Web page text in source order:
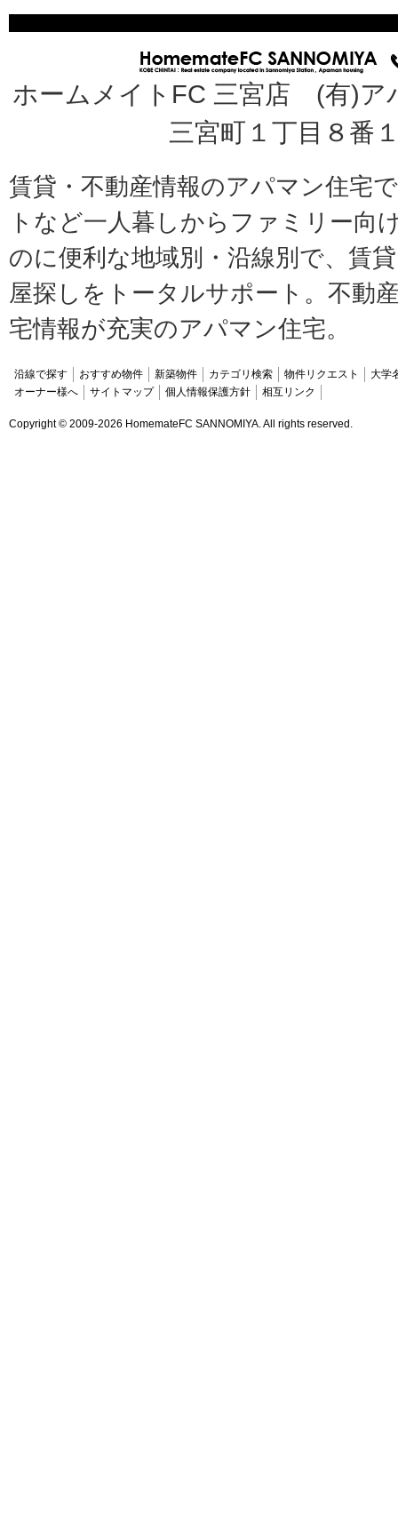
ホームメイトFC 三宮店 (有)
三宮町１丁目８番
賃貸・不動産情報のアパマン住宅
トなど一人暮しからファミリー向
のに便利な地域別・沿線別で、賃
屋探しをトータルサポート。不動
宅情報が充実のアパマン住宅。
沿線で探す おすすめ物件 新築物件 カテゴリ検索 物件リクエスト
大学
オーナー様へ
サイトマップ 個人情報保護方針 相互リンク
Copyright © 2009-2026 HomemateFC SANNOMIYA. All rights reserved.